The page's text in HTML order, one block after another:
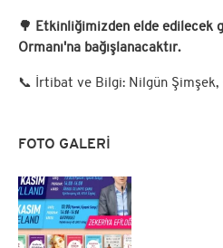
🌳 Etkinliğimizden elde edilecek
Ormanı'na bağışlanacaktır.
​📞 İrtibat ve Bilgi: Nilgün
FOTO GALERİ